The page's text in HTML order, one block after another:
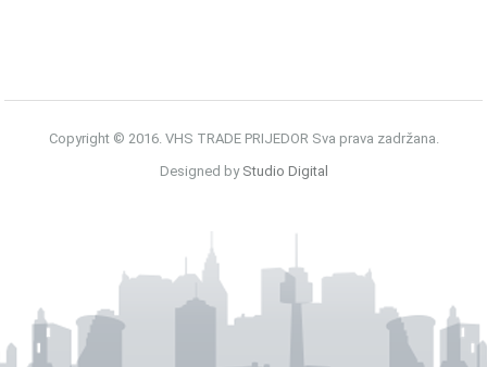
Copyright © 2016. VHS TRADE PRIJEDOR Sva prava zadržana.
Designed by Studio Digital